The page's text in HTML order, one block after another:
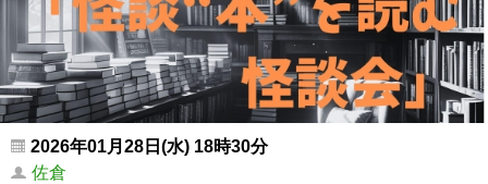
2026年01月28日(水) 18時30分
佐倉